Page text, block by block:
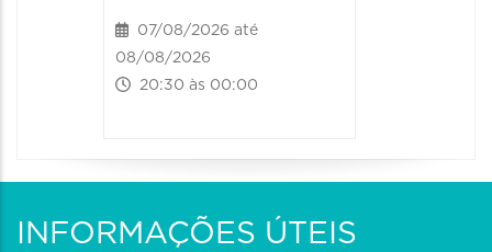
07/08/2026 até
08/08/2026
20:30 às 00:00
INFORMAÇÕES ÚTEIS